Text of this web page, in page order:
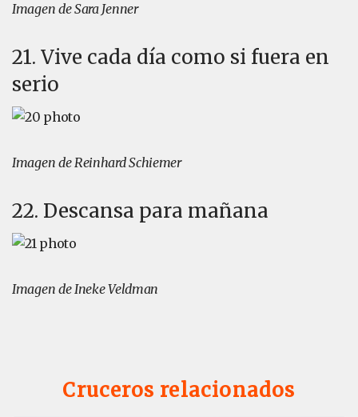
Imagen de Sara Jenner
21. Vive cada día como si fuera en
serio
Imagen de Reinhard Schiemer
22. Descansa para mañana
Imagen de Ineke Veldman
Cruceros relacionados